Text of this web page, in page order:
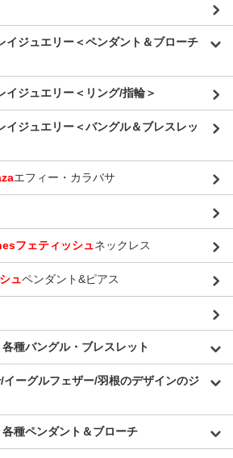
イジュエリー＜ペンダント＆ブローチ
イジュエリー＜リング/指輪＞
イジュエリー＜バングル＆ブレスレッ
エフィー・カラバサ
フェティッシュネックレス
ュペンダント&ピアス
種バングル・ブレスレット
ーグルフェザー/羽根のデザインのジ
種ペンダント＆ブローチ